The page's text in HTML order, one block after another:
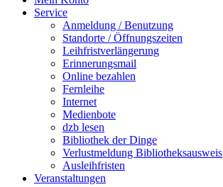
Service
Anmeldung / Benutzung
Standorte / Öffnungszeiten
Leihfristverlängerung
Erinnerungsmail
Online bezahlen
Fernleihe
Internet
Medienbote
dzb lesen
Bibliothek der Dinge
Verlustmeldung Bibliotheksausweis
Ausleihfristen
Veranstaltungen